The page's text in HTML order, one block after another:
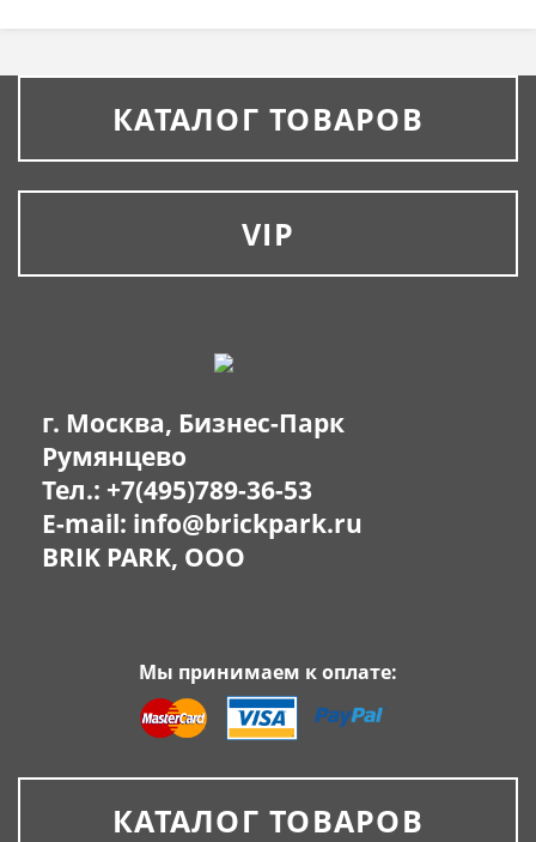
КАТАЛОГ ТОВАРОВ
VIP
г. Москва, Бизнес-Парк
Румянцево
Тел.: +7(495)789-36-53
E-mail: info@brickpark.ru
BRIK PARK, OOO
Мы принимаем к оплате:
КАТАЛОГ ТОВАРОВ